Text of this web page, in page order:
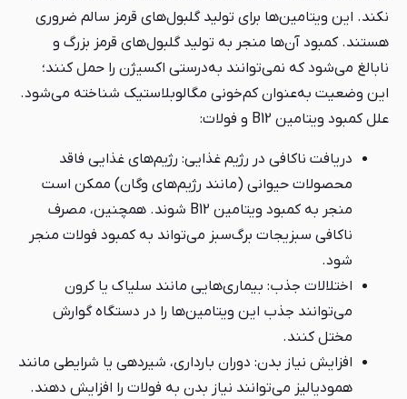
نکند. این ویتامین‌ها برای تولید گلبول‌های قرمز سالم ضروری
هستند. کمبود آن‌ها منجر به تولید گلبول‌های قرمز بزرگ و
نابالغ می‌شود که نمی‌توانند به‌درستی اکسیژن را حمل کنند؛
این وضعیت به‌عنوان کم‌خونی مگالوبلاستیک شناخته می‌شود.
علل کمبود ویتامین B12 و فولات:
دریافت ناکافی در رژیم غذایی: رژیم‌های غذایی فاقد
محصولات حیوانی (مانند رژیم‌های وگان) ممکن است
منجر به کمبود ویتامین B12 شوند. همچنین، مصرف
ناکافی سبزیجات برگ‌سبز می‌تواند به کمبود فولات منجر
شود.
اختلالات جذب: بیماری‌هایی مانند سلیاک یا کرون
می‌توانند جذب این ویتامین‌ها را در دستگاه گوارش
مختل کنند.
افزایش نیاز بدن: دوران بارداری، شیردهی یا شرایطی مانند
همودیالیز می‌توانند نیاز بدن به فولات را افزایش دهند.